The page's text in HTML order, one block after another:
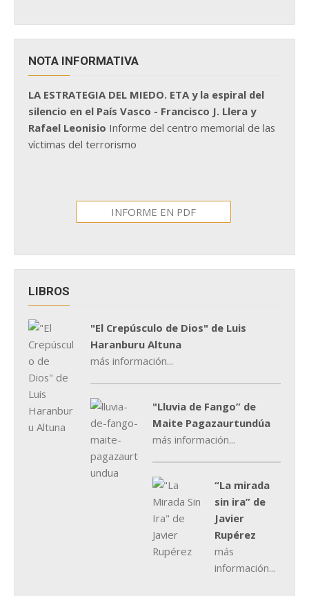
NOTA INFORMATIVA
LA ESTRATEGIA DEL MIEDO. ETA y la espiral del
silencio en el País Vasco - Francisco J. Llera y
Rafael Leonisio Informe del centro memorial de las
víctimas del terrorismo
INFORME EN PDF
LIBROS
"El Crepúsculo de Dios" de Luis
Haranburu Altuna
más información...
"Lluvia de Fango” de
Maite Pagazaurtundúa
más información...
“La mirada
sin ira” de
Javier
Rupérez
más
información...